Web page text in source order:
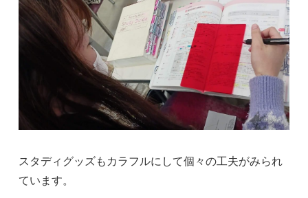
スタディグッズもカラフルにして個々の工夫がみられ
ています。